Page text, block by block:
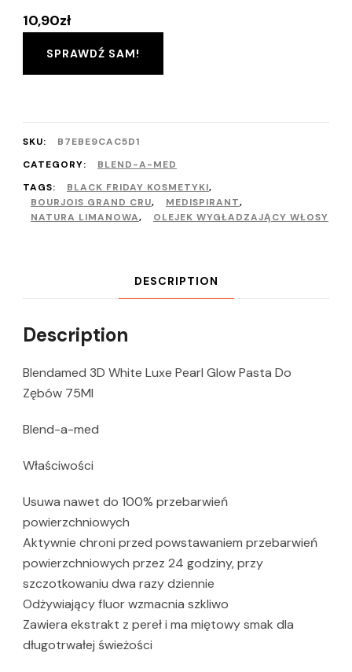
10,90zł
SPRAWDŹ SAM!
SKU:
B7EBE9CAC5D1
CATEGORY:
BLEND-A-MED
TAGS:
BLACK FRIDAY KOSMETYKI,
BOURJOIS GRAND CRU, MEDISPIRANT,
NATURA LIMANOWA, OLEJEK WYGŁADZAJĄCY WŁOSY
DESCRIPTION
Description
Blendamed 3D White Luxe Pearl Glow Pasta Do
Zębów 75Ml
Blend-a-med
Właściwości
Usuwa nawet do 100% przebarwień
powierzchniowych
Aktywnie chroni przed powstawaniem przebarwień
powierzchniowych przez 24 godziny, przy
szczotkowaniu dwa razy dziennie
Odżywiający fluor wzmacnia szkliwo
Zawiera ekstrakt z pereł i ma miętowy smak dla
długotrwałej świeżości